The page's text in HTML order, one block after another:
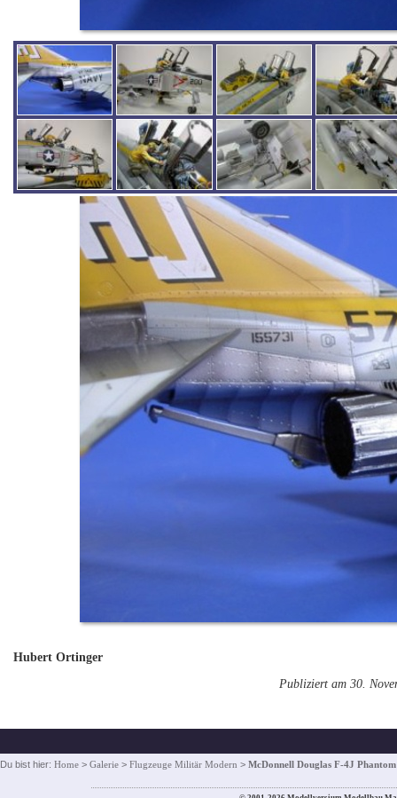
Hubert Ortinger
Publiziert am 30.
Du bist hier: Home > Galerie > Flugzeuge Militär Modern > McDonnell Douglas F-4J